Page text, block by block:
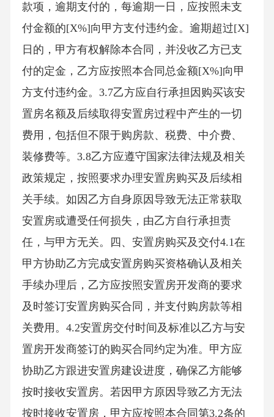
款项，逾期支付的，每逾期一日，应按照未支
付金额的[X%]向甲方支付违约金。逾期超过[X]
日的，甲方有权解除本合同，并没收乙方已支
付的定金，乙方应按照本合同总金额[X%]向甲
方支付违约金。3.7乙方应自行承担因购买该安
置房名额及后续取得安置房过程中产生的一切
费用，包括但不限于购房款、税费、中介费、
装修费等。3.8乙方应遵守国家法律法规及相关
政策规定，按照要求办理安置房购买及后续相
关手续。如因乙方自身原因导致无法正常获取
安置房或遭受任何损失，由乙方自行承担责
任，与甲方无关。四、安置房购买及交付4.1在
甲方协助乙方完成安置房购买资格确认及相关
手续办理后，乙方应按照安置房开发商的要求
及时签订安置房购买合同，并支付购房款等相
关费用。4.2安置房交付时间及标准以乙方与安
置房开发商签订的购买合同约定为准。甲方应
协助乙方跟进安置房建设进度，确保乙方能够
按时接收安置房。若因甲方原因导致乙方无法
按时接收安置房，甲方应按照本合同第3.2条的